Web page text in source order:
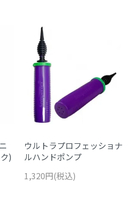
)
ウルトラプロフェッショナ
ルハンドポンプ
1,320円(税込)